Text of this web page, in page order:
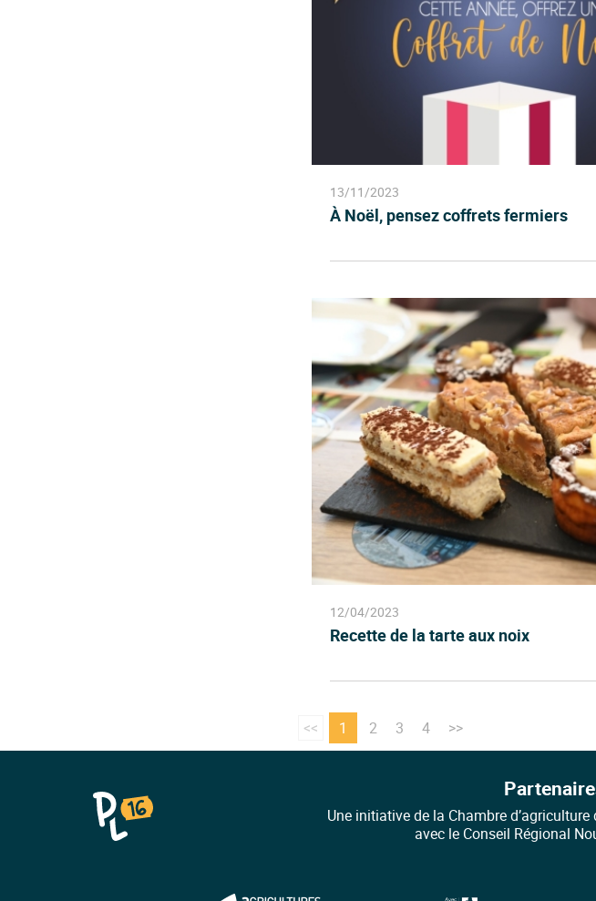
13/11/2023
À Noël, pensez coffrets fermiers
12/04/2023
Recette de la tarte aux noix
<< 1 2 3 4 >>
Une initiative de la Chambre
avec le Conseil Régional